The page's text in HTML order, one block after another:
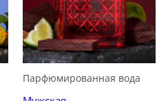
Парфюмированная вода